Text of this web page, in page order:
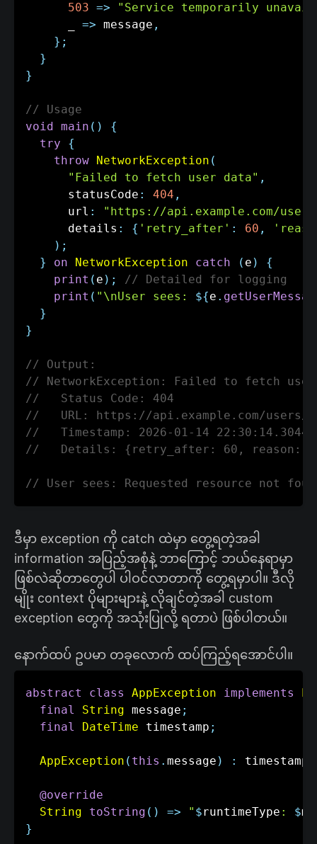
503 =>
"Service temporarily
=> message ,
} ;
}
}
// Usage
void main ( )
{
try
{
throw NetworkException (
"Failed to fetch user data" ,
      statusCode
: 404 ,
      url
:
"https://api.example.com/
      details
: { 'retry_after' : 60 ,
) ;
}
on NetworkException catch ( e )
{
print ( e ) ;
// Detailed for logging
print ( "\nUser sees: ${e .
}
}
// Output:
// NetworkException: Failed to fetch
//   Status Code: 404
//   URL: https://api.example.com/users/
//   Timestamp: 2026-01-14
//   Details: {retry_after: 60, reason:
// User sees: Requested resource not
ဒီမှာ exception ကို catch ထဲမှာ တွေ့ရတဲ့အခါ
information အပြည့်အစုံနဲ့ ဘာကြောင့် ဘယ်နေရာမှာ
ဖြစ်လဲဆိုတာတွေပါ ပါဝင်လာတာကို တွေ့ရမှာပါ။ ဒီလို
မျိုး context ပိုများများနဲ့ လိုချင်တဲ့အခါ custom
exception တွေကို အသုံးပြုလို့ ရတာပဲ ဖြစ်ပါတယ်။
နောက်ထပ် ဥပမာ တခုလောက် ထပ်ကြည့်ရအောင်ပါ။
abstract class AppException implements
final
String message ;
final
DateTime timestamp ;
AppException ( this . message ) : timestamp
@override
String
toString ( ) => " $runtimeType : $
}